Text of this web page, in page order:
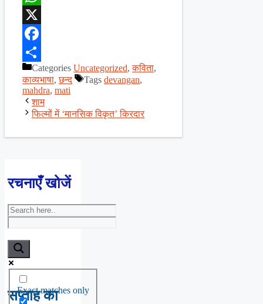
WhatsApp
X
Facebook
ShareCategories Uncategorized,कविता,
काव्यभाषा,छन्द Tags devangan,
mahdra, mati
शाम
फिल्मों में ‘मानसिक विकृत’ किरदार
रचनाएँ खोजें
Exact matches only
सप्ताह का